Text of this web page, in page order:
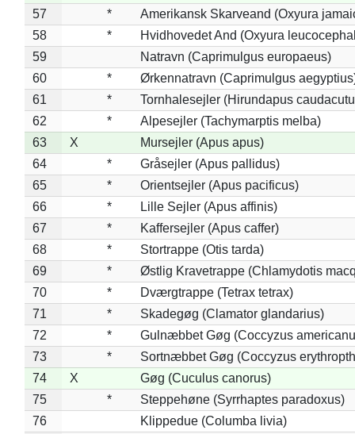
57
*
Amerikansk Skarveand (Oxyura
58
*
Hvidhovedet And (Oxyura
59
Natravn (Caprimulgus europaeus)
60
*
Ørkennatravn (Caprimulgus
61
*
Tornhalesejler (Hirundapus
62
*
Alpesejler (Tachymarptis melba)
63
X
Mursejler (Apus apus)
64
*
Gråsejler (Apus pallidus)
65
*
Orientsejler (Apus pacificus)
66
*
Lille Sejler (Apus affinis)
67
*
Kaffersejler (Apus caffer)
68
*
Stortrappe (Otis tarda)
69
*
Østlig Kravetrappe (Chlamydotis
70
*
Dværgtrappe (Tetrax tetrax)
71
*
Skadegøg (Clamator glandarius)
72
*
Gulnæbbet Gøg (Coccyzus
73
*
Sortnæbbet Gøg (Coccyzus
74
X
Gøg (Cuculus canorus)
75
*
Steppehøne (Syrrhaptes paradoxus)
76
Klippedue (Columba livia)